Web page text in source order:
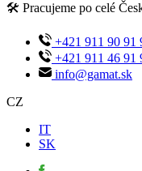
🛠️ Pracujeme po celé
+421 911 90 91
+421 911 46 91
info@gamat.sk
CZ
IT
SK